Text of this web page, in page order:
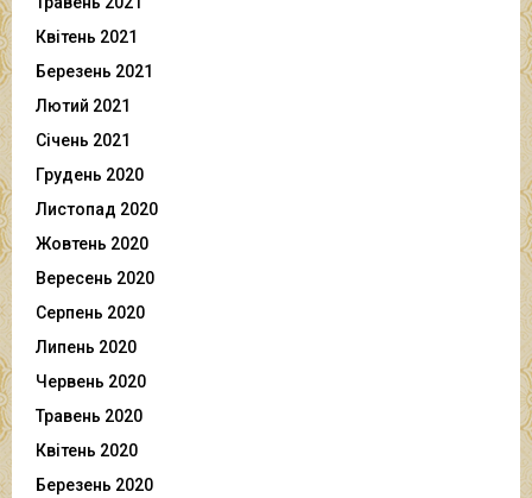
Квітень 2021
Березень 2021
Лютий 2021
Січень 2021
Грудень 2020
Листопад 2020
Жовтень 2020
Вересень 2020
Серпень 2020
Липень 2020
Червень 2020
Травень 2020
Квітень 2020
Березень 2020